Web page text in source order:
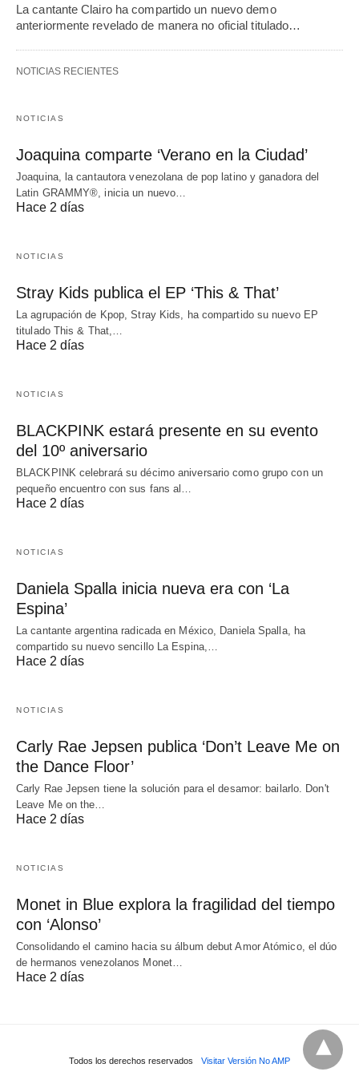
La cantante Clairo ha compartido un nuevo demo
anteriormente revelado de manera no oficial titulado…
NOTICIAS RECIENTES
NOTICIAS
Joaquina comparte ‘Verano en la Ciudad’
Joaquina, la cantautora venezolana de pop latino y ganadora del
Latin GRAMMY®, inicia un nuevo…
Hace 2 días
NOTICIAS
Stray Kids publica el EP ‘This & That’
La agrupación de Kpop, Stray Kids, ha compartido su nuevo EP
titulado This & That,…
Hace 2 días
NOTICIAS
BLACKPINK estará presente en su evento
del 10º aniversario
BLACKPINK celebrará su décimo aniversario como grupo con un
pequeño encuentro con sus fans al…
Hace 2 días
NOTICIAS
Daniela Spalla inicia nueva era con ‘La
Espina’
La cantante argentina radicada en México, Daniela Spalla, ha
compartido su nuevo sencillo La Espina,…
Hace 2 días
NOTICIAS
Carly Rae Jepsen publica ‘Don’t Leave Me on
the Dance Floor’
Carly Rae Jepsen tiene la solución para el desamor: bailarlo. Don't
Leave Me on the…
Hace 2 días
NOTICIAS
Monet in Blue explora la fragilidad del tiempo
con ‘Alonso’
Consolidando el camino hacia su álbum debut Amor Atómico, el dúo
de hermanos venezolanos Monet…
Hace 2 días
Todos los derechos reservados Visitar Versión No AMP